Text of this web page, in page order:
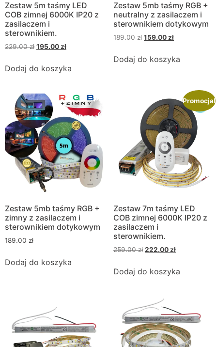
Zestaw 5m taśmy LED
COB zimnej 6000K IP20 z
zasilaczem i
sterownikiem.
229.00zł 195.00 zł
Dodaj do koszyka
Zestaw 5mb taśmy RGB +
neutralny z zasilaczem i
sterownikiem dotykowym
189.00zł 159.00 zł
Dodaj do koszyka
Zestaw 5mb taśmy RGB +
zimny z zasilaczem i
sterownikiem dotykowym
189.00 zł
Dodaj do koszyka
Promocja!
Zestaw 7m taśmy LED
COB zimnej 6000K IP20 z
zasilaczem i
sterownikiem.
259.00zł 222.00 zł
Dodaj do koszyka